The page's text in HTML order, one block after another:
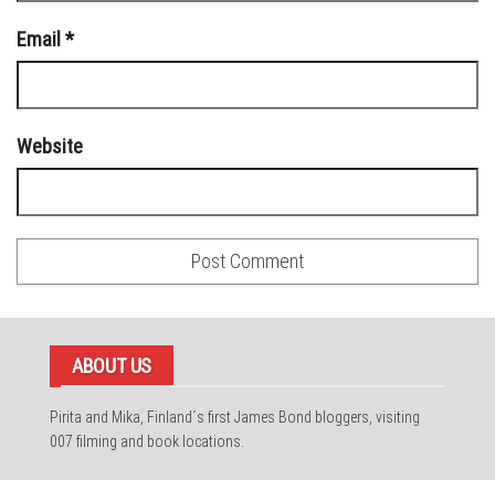
Email *
Website
ABOUT US
Pirita and Mika, Finland´s first James Bond bloggers, visiting
007 filming and book locations.